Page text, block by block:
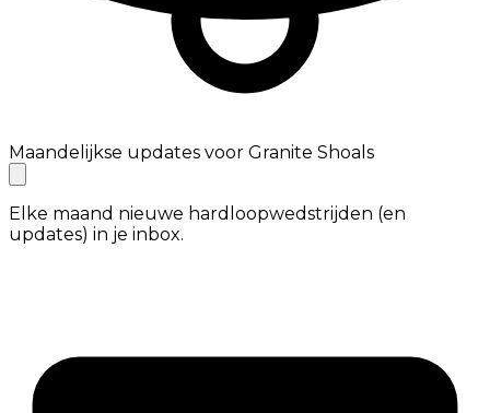
Maandelijkse updates voor Granite Shoals
Elke maand nieuwe hardloopwedstrijden (en
updates) in je inbox.